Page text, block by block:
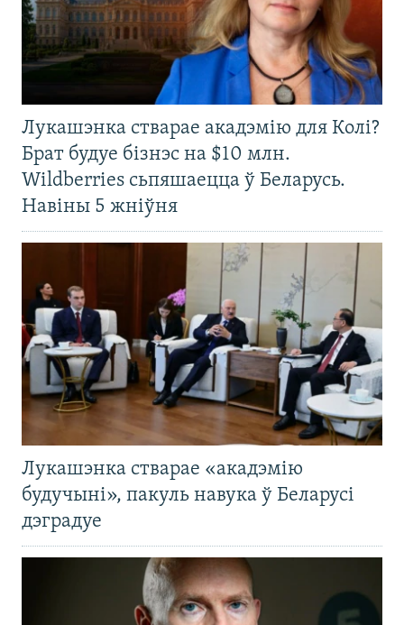
Лукашэнка стварае акадэмію для Колі?
Брат будуе бізнэс на $10 млн.
Wildberries сьпяшаецца ў Беларусь.
Навіны 5 жніўня
Лукашэнка стварае «акадэмію
будучыні», пакуль навука ў Беларусі
дэградуе